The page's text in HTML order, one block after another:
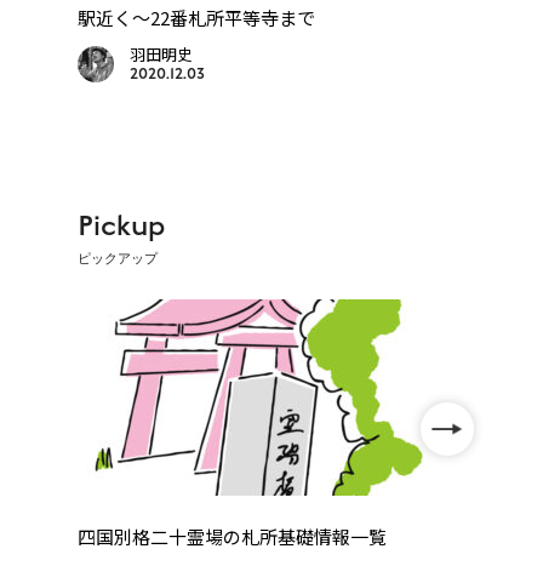
駅近く〜22番札所平等寺まで
羽田明史
2020.12.03
Pickup
ピックアップ
四国別格二十霊場の札所基礎情報一覧